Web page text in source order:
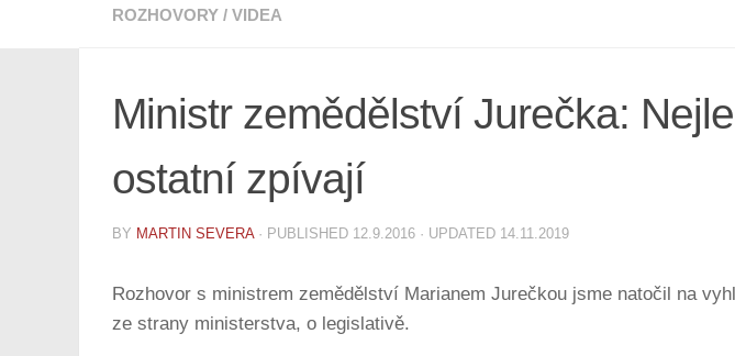
ROZHOVORY / VIDEA
Ministr zemědělství Jurečka:
ostatní zpívají
BY MARTIN SEVERA · PUBLISHED 12.9.2016 · UPDATED 14.11.2019
Rozhovor s ministrem zemědělství Marianem Jurečkou jsme natočil na
ze strany ministerstva, o legislativě.